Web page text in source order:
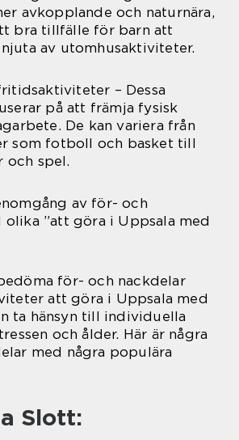
avkopplande och naturnära,
bra tillfälle för barn att
av utomhusaktiviteter.
– Dessa
på att främja fysisk
De kan variera från
som fotboll och basket till
och spel.
av för- och
olika ”att göra i Uppsala med
för- och nackdelar
att göra i Uppsala med
ta hänsyn till individuella
och ålder. Här är några
med några populära
Slott: